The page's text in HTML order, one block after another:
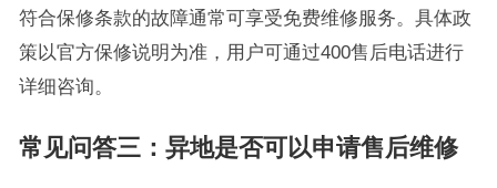
符合保修条款的故障通常可享受免费维修服务。具体政
策以官方保修说明为准，用户可通过400售后电话进行
详细咨询。
常见问答三：异地是否可以申请售后维修